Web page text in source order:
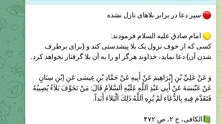
امام صادق علیه السلام فرمودند:
شدن آن) دعا نماید، خداوند هرگز او را به آن بلا گرفتار نخواهد کرد.
وَ عَنْ عَلِيِّ بْنِ إِبْرَاهِيمَ عَنْ أَبِيهِ عَنْ حَمَّادِ بْنِ عِيسَی‌ عَنِ اِبْنِ سِنَانٍ
فَتَقَدَّمَ فِيهِ بِالدُّعَاءِ لَمْ يُرِهِ اَللَّهُ ذَلِكَ اَلْبَلاَءَ أَبَداً.
الکافی، ج ۲، ص ۴۷۲
@Ajayebezohoor